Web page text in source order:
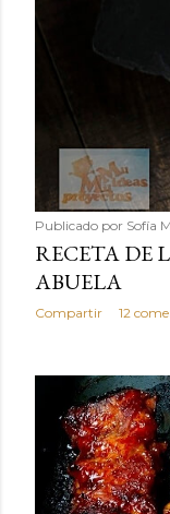
Publicado por Sofía
RECETA DE
ABUELA
Compartir 12